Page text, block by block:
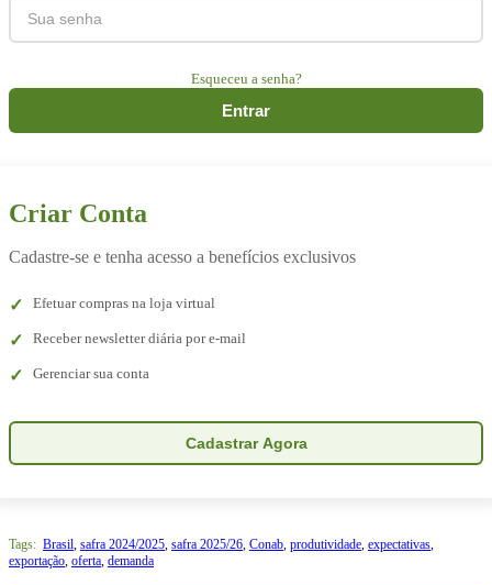
Esqueceu a senha?
Entrar
Criar Conta
Cadastre-se e tenha acesso a benefícios exclusivos
Efetuar compras na loja virtual
Receber newsletter diária por e-mail
Gerenciar sua conta
Cadastrar Agora
Tags: Brasil, safra 2024/2025, safra 2025/26, Conab, produtividade, expectativas,
exportação, oferta, demanda